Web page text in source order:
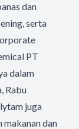
dan
serta
PT
dalam
Rabu
juga
makanan dan